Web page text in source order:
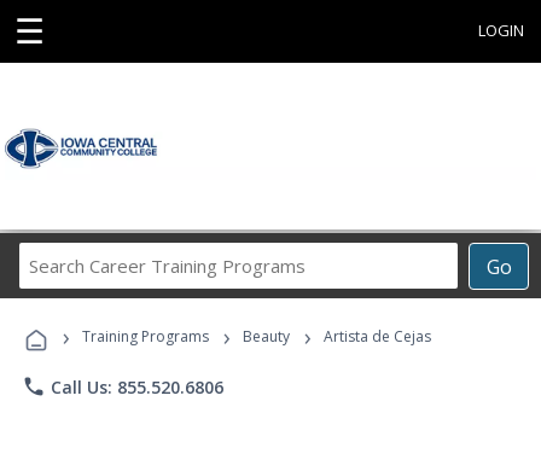
☰ LOGIN
Go
Career
Programs
› Training Programs › Beauty › Artista de Cejas
phone Call Us: 855.520.6806